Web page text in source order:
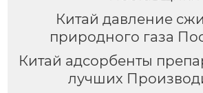
Китай давление
природного газа
Китай адсорбенты
лучших